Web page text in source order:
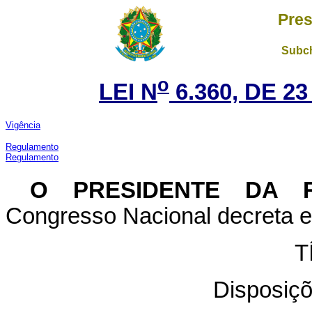
LEI No 6.360, DE
Vigência
Regulamento
Regulamento
O
PRESIDENTE DA
Congresso Nacional decreta